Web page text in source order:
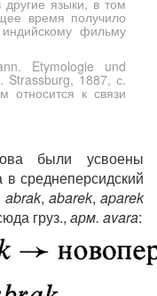
время получило
фильму
Etymologie und
Strassburg, 1887, с.
относится к связи
были усвоены
среднеперсидский
abrak, abarek, aparek
груз., арм. avara: